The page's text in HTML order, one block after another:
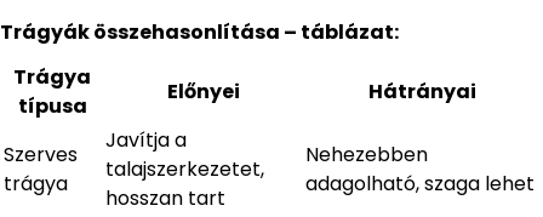
Trágyák összehasonlítása – táblázat:
Trágya
típusa
Előnyei Hátrányai
Szerves
trágya
Javítja a
talajszerkezetet,
hosszan tart
Nehezebben
adagolható, szaga lehet